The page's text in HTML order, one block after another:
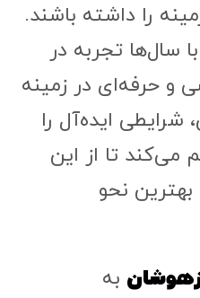
را داشته باشند.
با سال‌ها تجربه در
و حرفه‌ای در زمینه
شرایطی ایده‌آل را
می‌کند تا از این
نحو
به